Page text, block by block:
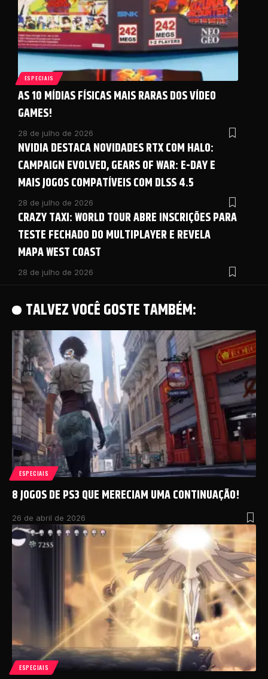
ESPECIAIS
AS 10 MÍDIAS FÍSICAS MAIS RARAS DOS VÍDEO
GAMES!
28 de julho de 2026
NVIDIA DESTACA NOVIDADES RTX COM HALO:
CAMPAIGN EVOLVED, GEARS OF WAR: E-DAY E
MAIS JOGOS COMPATÍVEIS COM DLSS 4.5
28 de julho de 2026
CRAZY TAXI: WORLD TOUR ABRE INSCRIÇÕES PARA
TESTE FECHADO DO MULTIPLAYER E REVELA
MAPA WEST COAST
28 de julho de 2026
TALVEZ VOCÊ GOSTE TAMBÉM:
ESPECIAIS
8 JOGOS DE PS3 QUE MERECIAM UMA CONTINUAÇÃO!
26 de abril de 2026
ESPECIAIS